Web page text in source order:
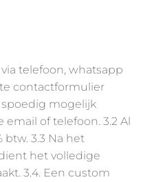
telefoon, whatsapp
contactformulier
mogelijk
of telefoon. 3.2 Al
3.3 Na het
het volledige
3.4. Een custom